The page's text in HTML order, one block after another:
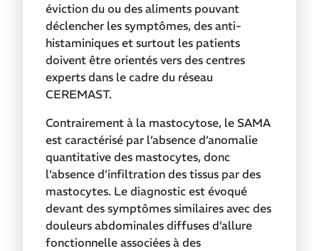
éviction du ou des aliments pouvant
déclencher les symptômes, des anti-
histaminiques et surtout les patients
doivent être orientés vers des centres
experts dans le cadre du réseau
CEREMAST.
Contrairement à la mastocytose, le SAMA
est caractérisé par l’absence d’anomalie
quantitative des mastocytes, donc
l’absence d’infiltration des tissus par des
mastocytes. Le diagnostic est évoqué
devant des symptômes similaires avec des
douleurs abdominales diffuses d’allure
fonctionnelle associées à des